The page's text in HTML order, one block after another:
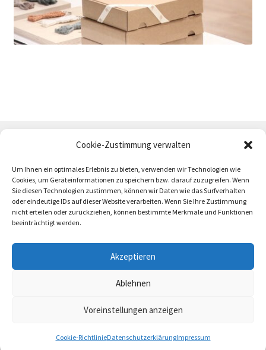
Cookie-Zustimmung verwalten
Um Ihnen ein optimales Erlebnis zu bieten, verwenden wir Technologien wie
Cookies, um Geräteinformationen zu speichern bzw. darauf zuzugreifen. Wenn
Sie diesen Technologien zustimmen, können wir Daten wie das Surfverhalten
oder eindeutige IDs auf dieser Website verarbeiten. Wenn Sie Ihre Zustimmung
nicht erteilen oder zurückziehen, können bestimmte Merkmale und Funktionen
beeinträchtigt werden.
Akzeptieren
Ablehnen
Voreinstellungen anzeigen
Cookie-RichtlinieDatenschutzerklärungImpressum
AGB Zahlung und Versand Impressum